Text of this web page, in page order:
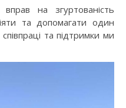
на згуртованість
та допомагати один
та підтримки ми